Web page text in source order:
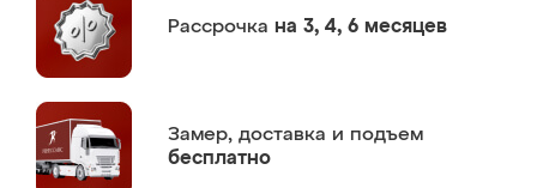
Рассрочка на 3, 4, 6 месяцев
Замер, доставка и подъем
бесплатно